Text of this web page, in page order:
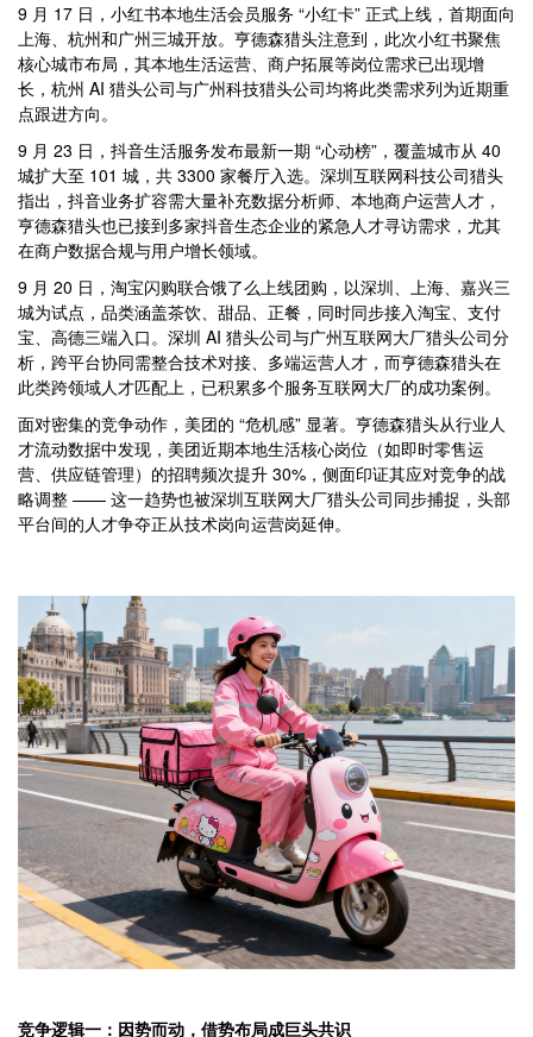
9 月 17 日，小红书本地生活会员服务 “小红卡” 正式上线，首期面向
上海、杭州和广州三城开放。亨德森猎头注意到，此次小红书聚焦
核心城市布局，其本地生活运营、商户拓展等岗位需求已出现增
长，杭州 AI 猎头公司与广州科技猎头公司均将此类需求列为近期重
点跟进方向。
9 月 23 日，抖音生活服务发布最新一期 “心动榜”，覆盖城市从 40
城扩大至 101 城，共 3300 家餐厅入选。深圳互联网科技公司猎头
指出，抖音业务扩容需大量补充数据分析师、本地商户运营人才，
亨德森猎头也已接到多家抖音生态企业的紧急人才寻访需求，尤其
在商户数据合规与用户增长领域。
9 月 20 日，淘宝闪购联合饿了么上线团购，以深圳、上海、嘉兴三
城为试点，品类涵盖茶饮、甜品、正餐，同时同步接入淘宝、支付
宝、高德三端入口。深圳 AI 猎头公司与广州互联网大厂猎头公司分
析，跨平台协同需整合技术对接、多端运营人才，而亨德森猎头在
此类跨领域人才匹配上，已积累多个服务互联网大厂的成功案例。
面对密集的竞争动作，美团的 “危机感” 显著。亨德森猎头从行业人
才流动数据中发现，美团近期本地生活核心岗位（如即时零售运
营、供应链管理）的招聘频次提升 30%，侧面印证其应对竞争的战
略调整 —— 这一趋势也被深圳互联网大厂猎头公司同步捕捉，头部
平台间的人才争夺正从技术岗向运营岗延伸。
竞争逻辑一：因势而动，借势布局成巨头共识